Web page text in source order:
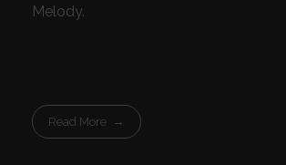
Melody.
Read More